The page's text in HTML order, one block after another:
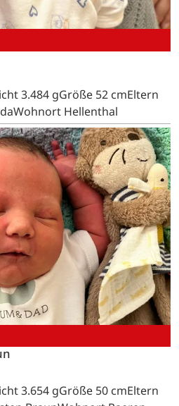
3.484 gGröße 52 cmEltern
Hellenthal
3.654 gGröße 50 cmEltern